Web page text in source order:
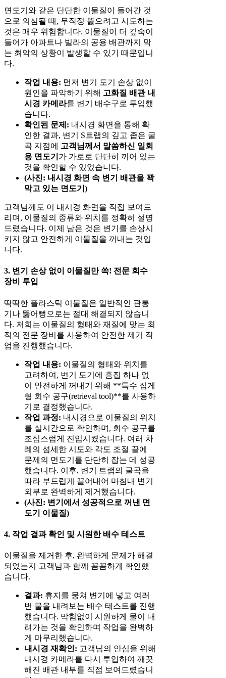
면도기와 같은 단단한 이물질이 들어간 것
으로 의심될 때, 무작정 뚫으려고 시도하는
것은 매우 위험합니다. 이물질이 더 깊숙이
들어가 아파트나 빌라의 공용 배관까지 막
는 최악의 상황이 발생할 수 있기 때문입니
다.
작업 내용: 먼저 변기 도기 손상 없이
원인을 파악하기 위해 고화질 배관 내
시경 카메라를 변기 배수구로 투입했
습니다.
확인된 문제: 내시경 화면을 통해 확
인한 결과, 변기 S트랩의 깊고 좁은 굴
곡 지점에 고객님께서 말씀하신 일회
용 면도기 가 가로로 단단히 끼어 있는
것을 확인할 수 있었습니다.
(사진: 내시경 화면 속 변기 배관을 꽉
막고 있는 면도기)
고객님께도 이 내시경 화면을 직접 보여드
리며, 이물질의 종류와 위치를 정확히 설명
드렸습니다. 이제 남은 것은 변기를 손상시
키지 않고 안전하게 이물질을 꺼내는 것입
니다.
3. 변기 손상 없이 이물질만 쏙! 전문 회수
장비 투입
딱딱한 플라스틱 이물질은 일반적인 관통
기나 뚫어뻥으로는 절대 해결되지 않습니
다. 저희는 이물질의 형태와 재질에 맞는 최
적의 전문 장비를 사용하여 안전한 제거 작
업을 진행했습니다.
작업 내용: 이물질의 형태와 위치를
고려하여, 변기 도기에 흠집 하나 없
이 안전하게 꺼내기 위해 **특수 집게
형 회수 공구(retrieval tool)**를 사용하
기로 결정했습니다.
작업 과정: 내시경으로 이물질의 위치
를 실시간으로 확인하며, 회수 공구를
조심스럽게 진입시켰습니다. 여러 차
례의 섬세한 시도와 각도 조절 끝에
문제의 면도기를 단단히 잡는 데 성공
했습니다. 이후, 변기 트랩의 굴곡을
따라 부드럽게 끌어내어 마침내 변기
외부로 완벽하게 제거했습니다.
(사진: 변기에서 성공적으로 꺼낸 면
도기 이물질)
4. 작업 결과 확인 및 시원한 배수 테스트
이물질을 제거한 후, 완벽하게 문제가 해결
되었는지 고객님과 함께 꼼꼼하게 확인했
습니다.
결과: 휴지를 뭉쳐 변기에 넣고 여러
번 물을 내려보는 배수 테스트를 진행
했습니다. 막힘없이 시원하게 물이 내
려가는 것을 확인하며 작업을 완벽하
게 마무리했습니다.
내시경 재확인: 고객님의 안심을 위해
내시경 카메라를 다시 투입하여 깨끗
해진 배관 내부를 직접 보여드렸습니